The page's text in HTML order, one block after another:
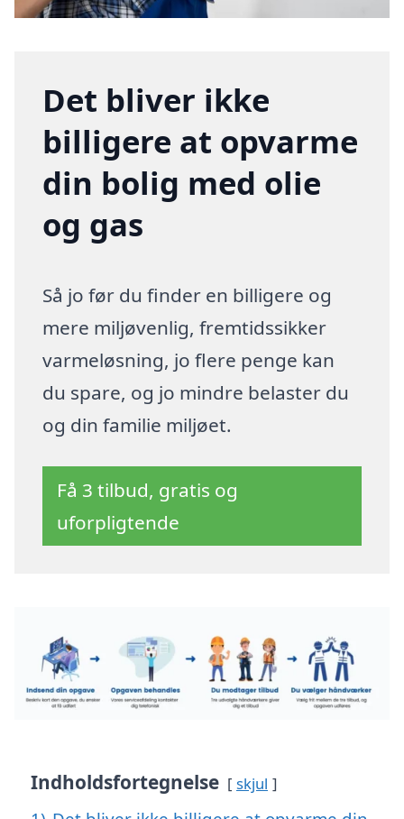
Det bliver ikke
billigere at opvarme
din bolig med olie
og gas
Så jo før du finder en billigere og
mere miljøvenlig, fremtidssikker
varmeløsning, jo flere penge kan
du spare, og jo mindre belaster du
og din familie miljøet.
Få 3 tilbud, gratis og
uforpligtende
Indholdsfortegnelse skjul